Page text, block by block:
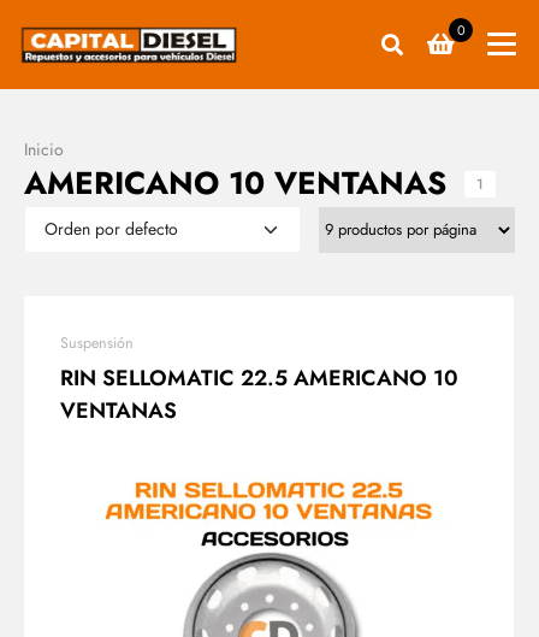
0
Inicio
AMERICANO 10 VENTANAS 1
Suspensión
RIN SELLOMATIC 22.5 AMERICANO 10
VENTANAS